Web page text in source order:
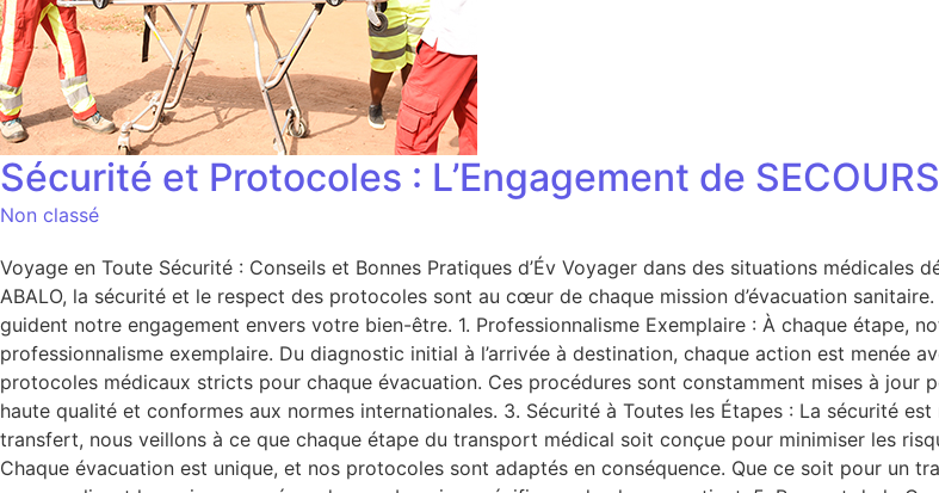
Sécurité et Protocoles : L’Engagement de
Non classé
Voyage en Toute Sécurité : Conseils et Bonnes Pratiques d’Év Voyager dans des situations médicales
ABALO, la sécurité et le respect des protocoles sont au cœur de chaque mission d’évacuation
guident notre engagement envers votre bien-être. 1. Professionnalisme Exemplaire : À chaque étape,
professionnalisme exemplaire. Du diagnostic initial à l’arrivée à destination, chaque action est menée
protocoles médicaux stricts pour chaque évacuation. Ces procédures sont constamment mises à jour
haute qualité et conformes aux normes internationales. 3. Sécurité à Toutes les Étapes : La sécurité
transfert, nous veillons à ce que chaque étape du transport médical soit conçue pour minimiser les
Chaque évacuation est unique, et nos protocoles sont adaptés en conséquence. Que ce soit pour un